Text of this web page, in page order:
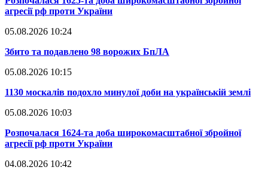
агресії рф проти України
05.08.2026 10:24
​Збито та подавлено 98 ворожих БпЛА
05.08.2026 10:15
​1130 москалів подохло минулої доби на українській землі
05.08.2026 10:03
​Розпочалася 1624-та доба широкомасштабної збройної
агресії рф проти України
04.08.2026 10:42